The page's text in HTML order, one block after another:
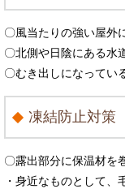
〇風当たりの強い屋外
〇北側や日陰にある水
〇むき出しになってい
凍結防止対策
〇露出部分に保温材を
・身近なものとして、